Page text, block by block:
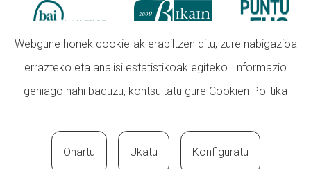
Webgune honek cookie-ak erabiltzen ditu, zure nabigazioa
errazteko eta analisi estatistikoak egiteko. Informazio
gehiago nahi baduzu, kontsultatu gure Cookien Politika
Onartu Ukatu Konfiguratu